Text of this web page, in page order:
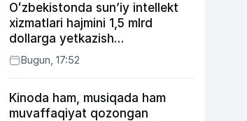
Oʻzbekistonda sunʼiy intellekt
xizmatlari hajmini 1,5 mlrd
dollarga yetkazish
rejalashtirilmoqda
Bugun, 17:52
Kinoda ham, musiqada ham
muvaffaqiyat qozongan